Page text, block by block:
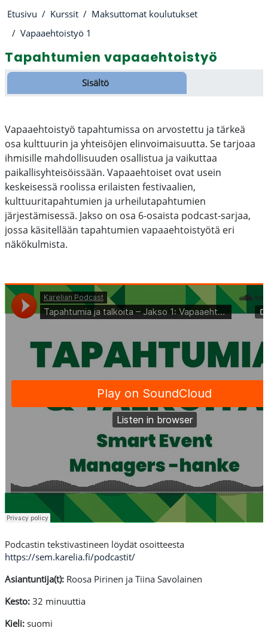
Etusivu Kurssit
Maksuttomat koulutukset
Vapaaehtoistyö 1
Tapahtumien vapaaehtoistyö
Osion ääriviiva
Sisältö
Vapaaehtoistyö tapahtumissa on arvostettu ja tärkeä
osa kulttuurin ja yhteisöjen elinvoimaisuutta. Se tarjoaa
ihmisille mahdollisuuden osallistua ja vaikuttaa
paikallisyhteisöissään. Vapaaehtoiset ovat usein
keskeisessä roolissa erilaisten festivaalien,
kulttuuritapahtumien ja urheilutapahtumien
järjestämisessä. Jakso on osa 6-osaista podcast-sarjaa,
jossa käsitellään tapahtumien vapaaehtoistyötä eri
näkökulmista.
Podcastin tekstivastineen löydät osoitteesta
https://sem.karelia.fi/podcastit/
Asiantuntija(t): Roosa Pirinen ja Tiina Savolainen
Kesto: 32 minuuttia
Kieli: suomi